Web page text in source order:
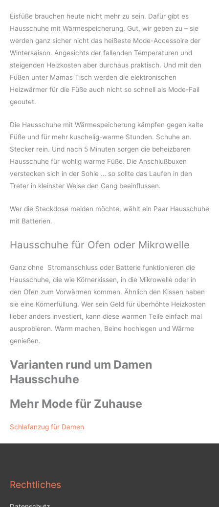
Eisfüße brauchen heute nicht mehr zu sein. Dafür gibt es
Hausschuhe mit Wärmespeicherung. Gut, wir geben zu – sie
werden ganz sicher nicht das heißeste Mode-Accessoire der
Wintersaison. Angesichts der fallenden Temperaturen und
steigenden Heizkosten aber durchaus praktisch. Und mit den
Füßen unter Mamas Tisch werden die elektronischen
Heizwärmer für die Füße auch nicht so schnell als Mode-Fail
geoutet.
Die Hausschuhe mit Wärmespeicherung kämpfen gegen kalte
Füße und für mehr kuschelig-warme Stunden. Schuhe an.
Stecker rein. Und nach 5 Minuten sorgen die beheizbaren
Hausschuhe für wohlig warme Füße. Die Anschlußbuxen
verstecken sich in der Sohle … so sollte das Laufen in den
Treter in kleinster Weise den Gang beeinflussen.
Wer die Steckdose meiden möchte, wählt ein Paar Hausschuhe
mit Batterien.
Hausschuhe für Ofen oder Mikrowelle
Ganz ohne Stromanschluss oder Batterie funktionieren die
Hausschuhe, die wie Körnerkissen, in die Mikrowelle oder in
den Ofen zum Vorwärmen kommen. Ähnlich den Kissen haben
sie eine Körnerfüllung. Wer sein Geld für überhöhte Heizkosten
lieber anders investiert, kann diese warmen Teile einfach mal
ausprobieren. Warm machen, Beine hochlegen und Wärme
genießen.
Varianten rund um Damen
Hausschuhe
Mehr Mode für Zuhause
Schlafanzug für Damen
Rechtliches